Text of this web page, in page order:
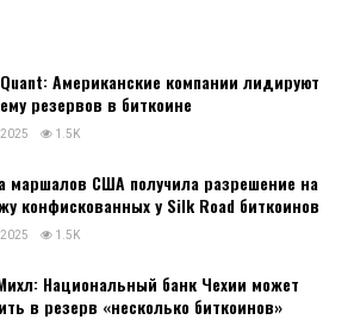
Американские компании лидируют
резервов в биткоине
1.5K
маршалов США получила разрешение на
конфискованных у Silk Road биткоинов
1.5K
Национальный банк Чехии может
в резерв «несколько биткоинов»